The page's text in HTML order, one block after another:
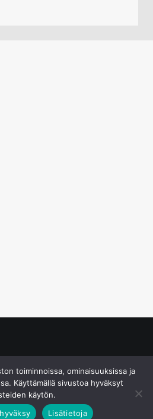
toiminnoissa, ominaisuuksissa ja
Käyttämällä sivustoa hyväksyt
käytön.
Lisätietoja